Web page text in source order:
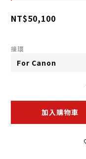
NT$50,100
接環
加入購物車